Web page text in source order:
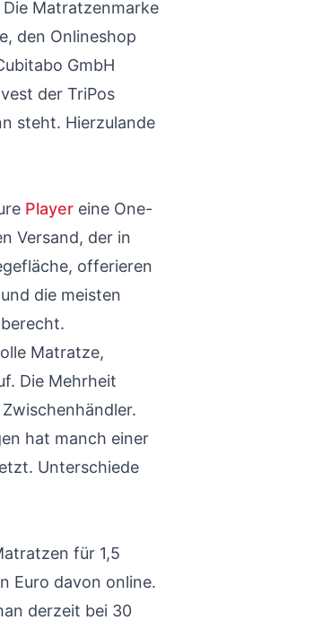
Matratzenmarke
den Onlineshop
GmbH
der TriPos
steht. Hierzulande
Player eine One-
Versand, der in
offerieren
die meisten
Matratze,
Die Mehrheit
hat manch einer
Unterschiede
für 1,5
Euro davon online.
derzeit bei 30